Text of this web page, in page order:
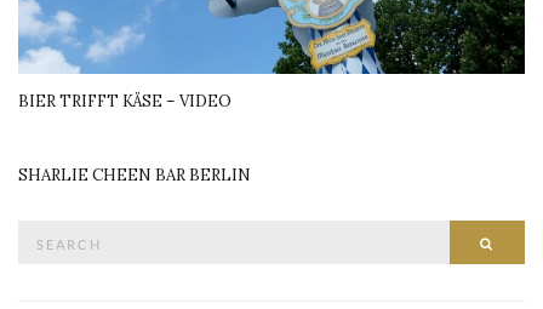
BIER TRIFFT KÄSE – VIDEO
SHARLIE CHEEN BAR BERLIN
for: